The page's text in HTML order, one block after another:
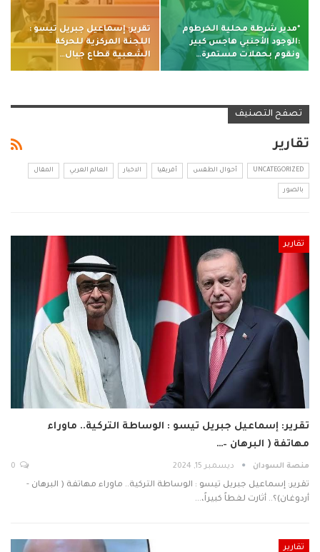
*مدير شرطة محلية الخرطوم
:الوجود الأجنبي هاجس كبير
ونقوم بحملات مستمرة…
تقرير: إسماعيل جبريل تيسو :
اللجنة المركزية للحركة
الشعبية قطاع جبال…
تصفح التصنيف
تقارير
UNCATEGORIZED أحوال الطقس أفريقيا الاخبار العالم العربي المقال
بالصور
تقارير
تقرير: إسماعيل جبريل تيسو : الوساطة التركية.. ماوراء
مهاتفة ( البرهان –…
منصة السودان ديسمبر 15, 2024
تقرير: إسماعيل جبريل تيسو : الوساطة التركية.. ماوراء مهاتفة ( البرهان -
أردوغان)؟.. أثارت لغطاً كبيراً،…
تقارير